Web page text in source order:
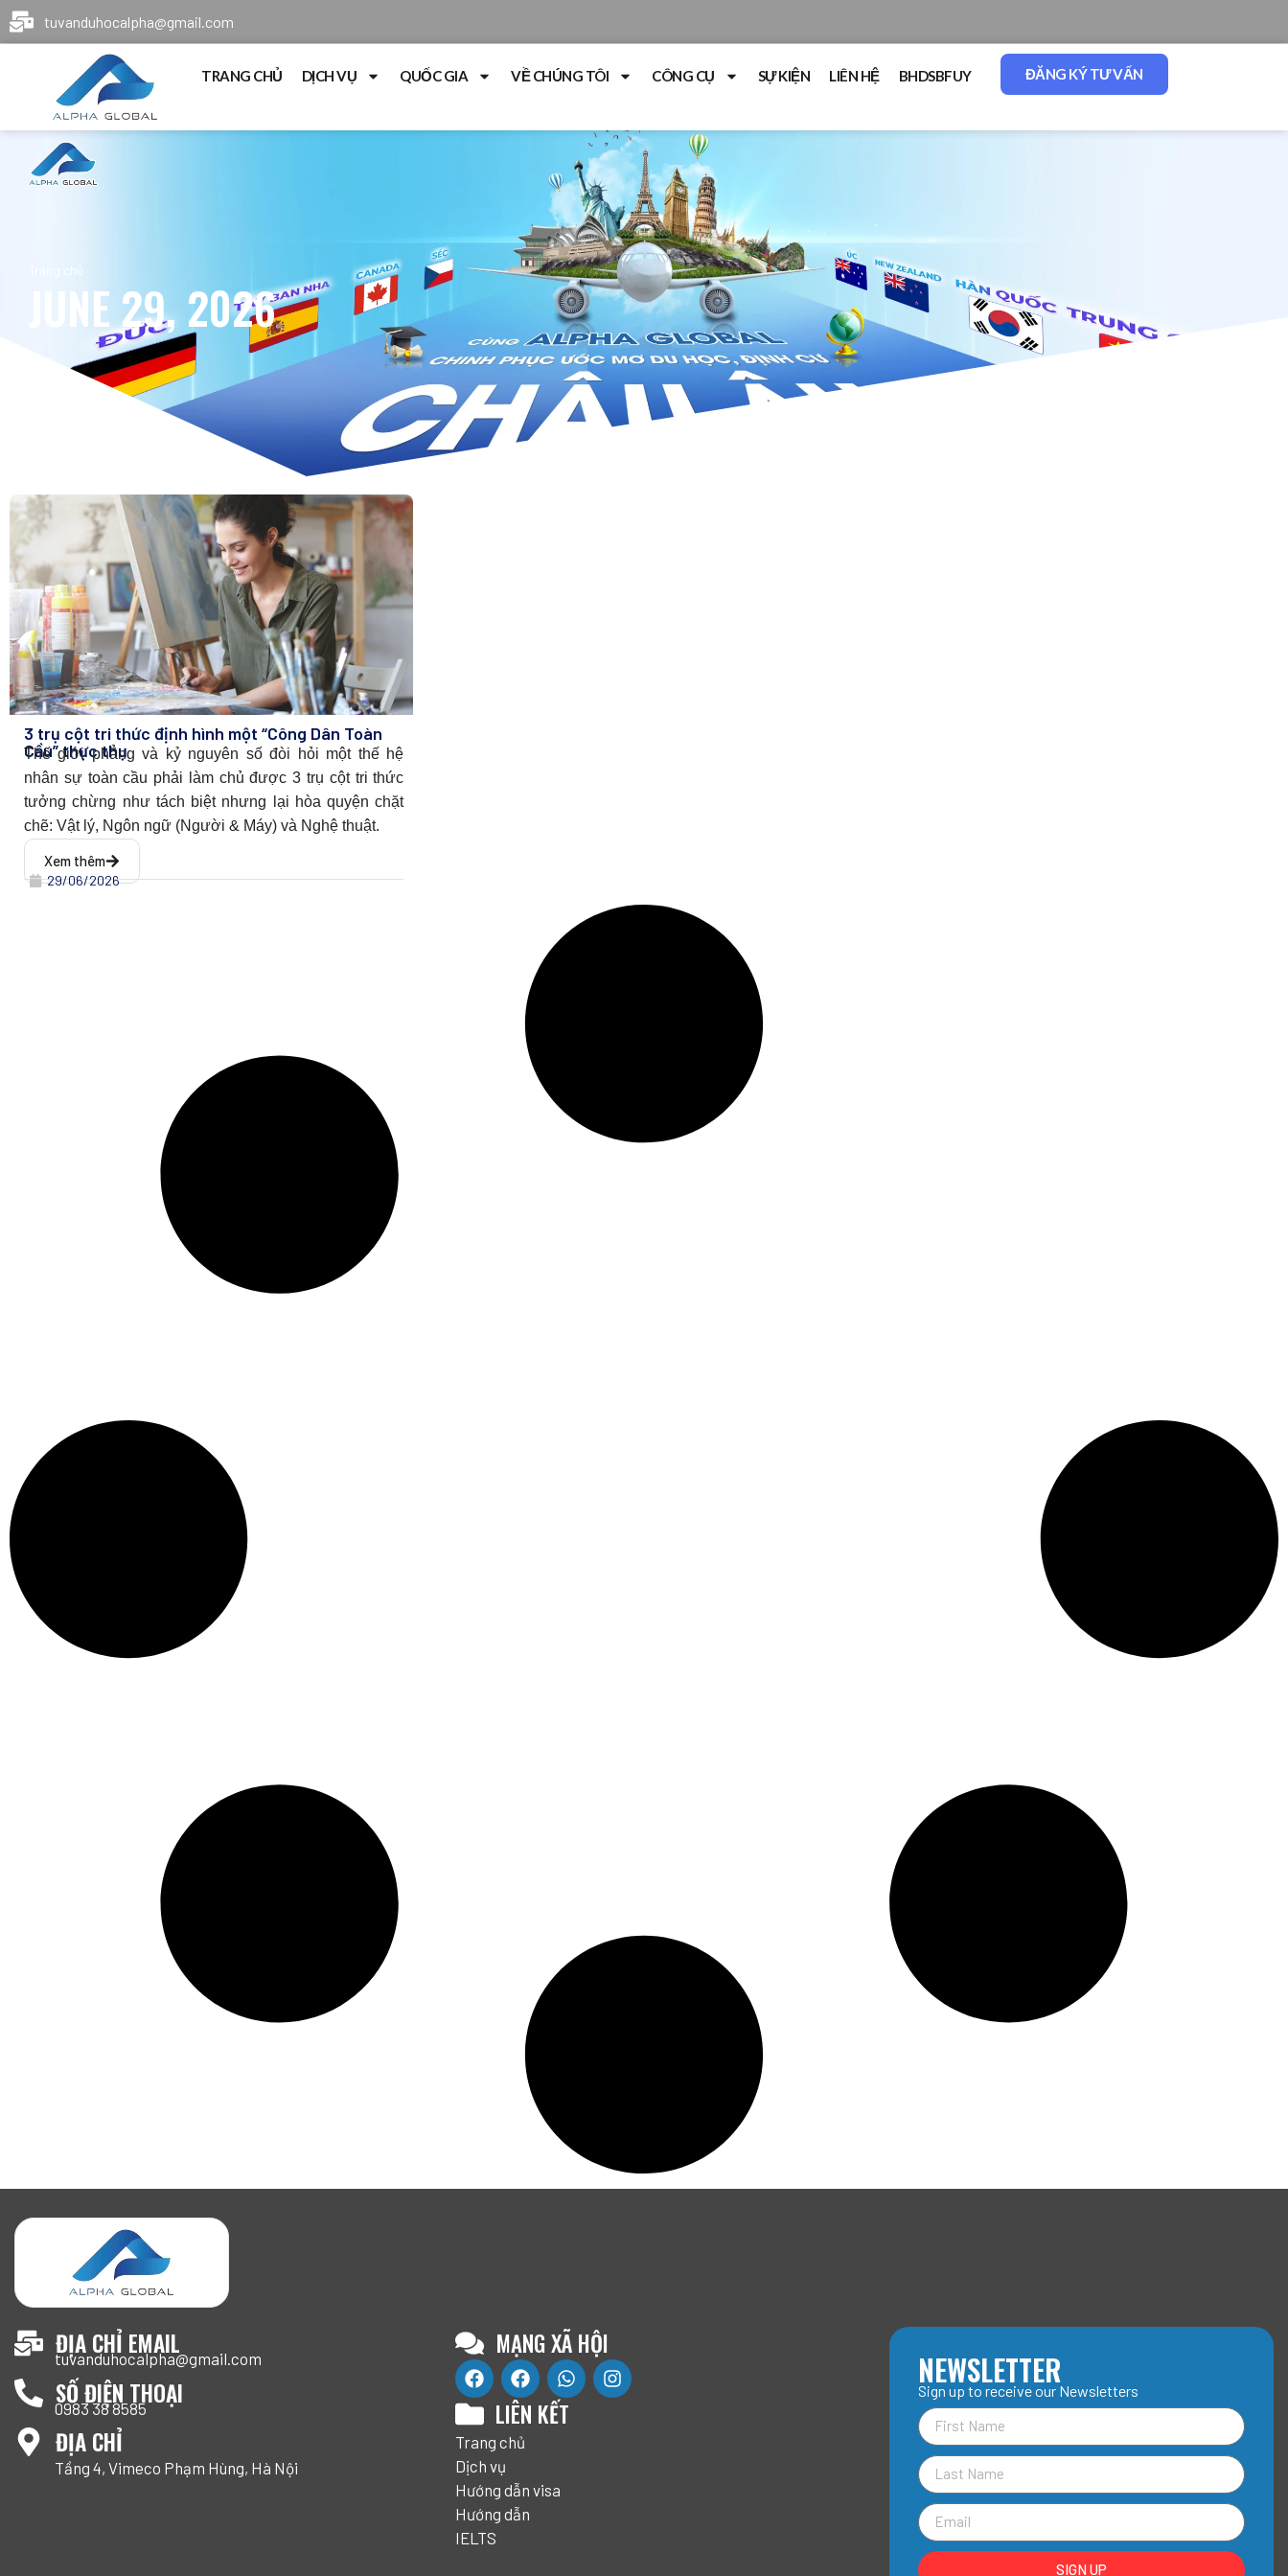
tuvanduhocalpha@gmail.com
TRANG CHỦ DỊCH VỤ QUỐC GIA VỀ CHÚNG TÔI CÔNG CỤ SỰ KIỆN LIÊN HỆ BHDSBFUY ĐĂNG KÝ TƯ VẤN
Trang chủ
JUNE 29, 2026
3 trụ cột tri thức định hình một “Công Dân Toàn
Cầu” thực thụ
Thế giới phẳng và kỷ nguyên số đòi hỏi một thế hệ
nhân sự toàn cầu phải làm chủ được 3 trụ cột tri thức
tưởng chừng như tách biệt nhưng lại hòa quyện chặt
chẽ: Vật lý, Ngôn ngữ (Người & Máy) và Nghệ thuật.
Xem thêm
29/06/2026
ĐỊA CHỈ EMAIL
tuvanduhocalpha@gmail.com
SỐ ĐIỆN THOẠI
0983 38 8585
ĐỊA CHỈ
Tầng 4, Vimeco Phạm Hùng, Hà Nội
MẠNG XÃ HỘI
LIÊN KẾT
Trang chủ
Dịch vụ
Hướng dẫn visa
Hướng dẫn
IELTS
NEWSLETTER
Sign up to receive our Newsletters
SIGN UP